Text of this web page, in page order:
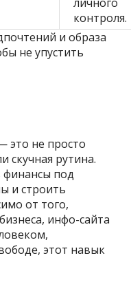
контроля.
и образа
не упустить
это не просто
скучная рутина.
финансы под
и строить
от того,
инфо-сайта
этот навык